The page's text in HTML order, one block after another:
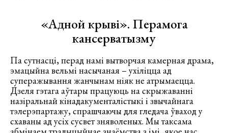
«Адной крыві». Перамога
кансерватызму
Па сутнасці, перад намі вытворчая камерная драма,
эмацыйна вельмі насычаная – ухіліцца ад
суперажывання жанчынам ніяк не атрымаецца.
Дзеля гэтага аўтары працуюць на скрыжаванні
назіральнай кінадакументалістыкі і звычайнага
тэлерэпартажу, спрашчаючы для гледача ўваход у
схаваны ад усіх сусвет зняволеных. Мы таксама